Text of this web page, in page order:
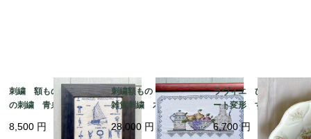
刺繍 額もの ヨット
の刺繍 青糸 青フレ
ーム 12otdg45-2
8,500 円
刺繍額もの キッチン
雑貨刺繍 木製フレー
ム ポット ボール
ピッチャー フルー
28,000 円
ラヴィエ ひし形プレ
ート変形 すずらん
前菜オードブル プチ
ガトー おやつ 19tw
6,700円